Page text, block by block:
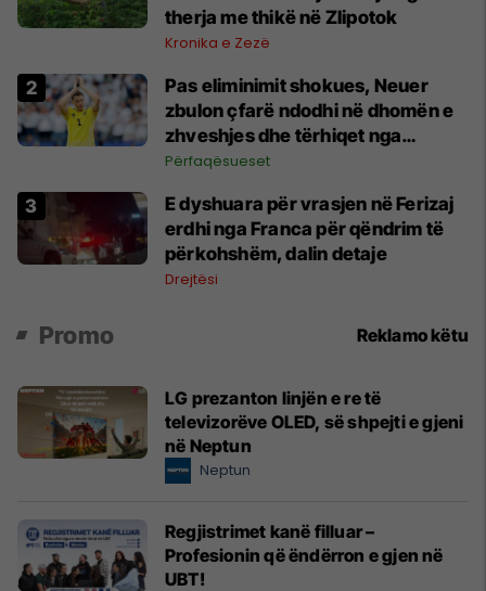
therja me thikë në Zlipotok
Kronika e Zezë
Pas eliminimit shokues, Neuer
zbulon çfarë ndodhi në dhomën e
zhveshjes dhe tërhiqet nga
kombëtarja
Përfaqësueset
E dyshuara për vrasjen në Ferizaj
erdhi nga Franca për qëndrim të
përkohshëm, dalin detaje
Drejtësi
Promo Reklamo këtu
LG prezanton linjën e re të
televizorëve OLED, së shpejti e gjeni
në Neptun
Neptun
Regjistrimet kanë filluar –
Profesionin që ëndërron e gjen në
UBT!